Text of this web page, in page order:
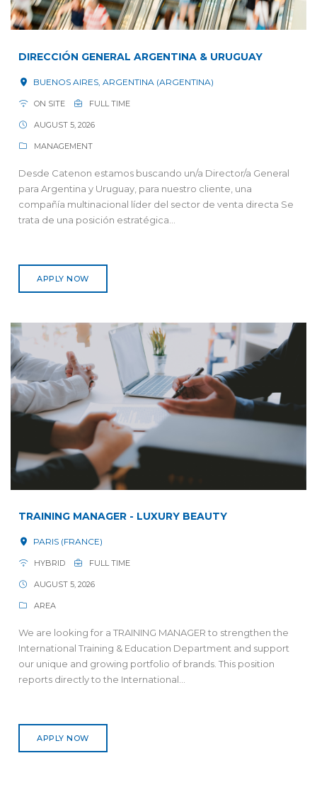
DIRECCIÓN GENERAL ARGENTINA & URUGUAY
BUENOS AIRES, ARGENTINA (ARGENTINA)
ON SITE FULL TIME
AUGUST 5, 2026
MANAGEMENT
Desde Catenon estamos buscando un/a Director/a General
para Argentina y Uruguay, para nuestro cliente, una
compañía multinacional líder del sector de venta directa Se
trata de una posición estratégica...
APPLY NOW
TRAINING MANAGER - LUXURY BEAUTY
PARIS (FRANCE)
HYBRID FULL TIME
AUGUST 5, 2026
AREA
We are looking for a TRAINING MANAGER to strengthen the
International Training & Education Department and support
our unique and growing portfolio of brands. This position
reports directly to the International...
APPLY NOW